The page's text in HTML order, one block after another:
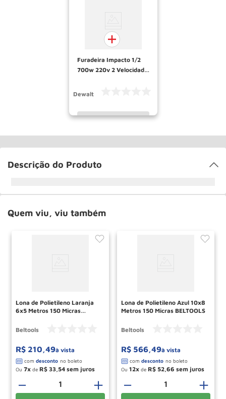
Furadeira Impacto 1/2
700w 220v 2 Velocidade
Dewalt
INDISPONÍVEL
Descrição do Produto
Quem viu, viu também
Lona de Polietileno Laranja
6x5 Metros 150 Micras
Beltools
R$ 210,49à vista
Ou 7 de R$ 33 54
＋
－
Lona de Polietileno Azul 10x8
Metros 150 Micras BELTOOLS
Beltools
R$ 566,49à vista
Ou 12 de R$ 52 66
＋
－